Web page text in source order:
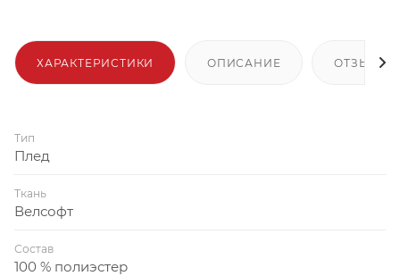
ХАРАКТЕРИСТИКИ ОПИСАНИЕ ОТЗЫВЫ
Тип
Плед
Ткань
Велсофт
Состав
100 % полиэстер